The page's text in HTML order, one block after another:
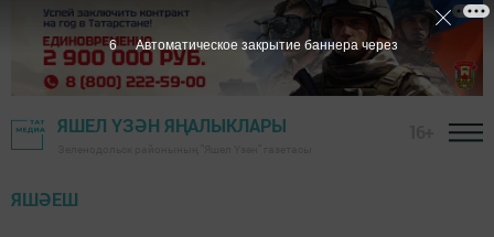
ЯШЕЛ ҮЗӘН ЯҢАЛЫКЛАРЫ
ЯШӘЕШ
5 Автоматическое закрытие баннера через